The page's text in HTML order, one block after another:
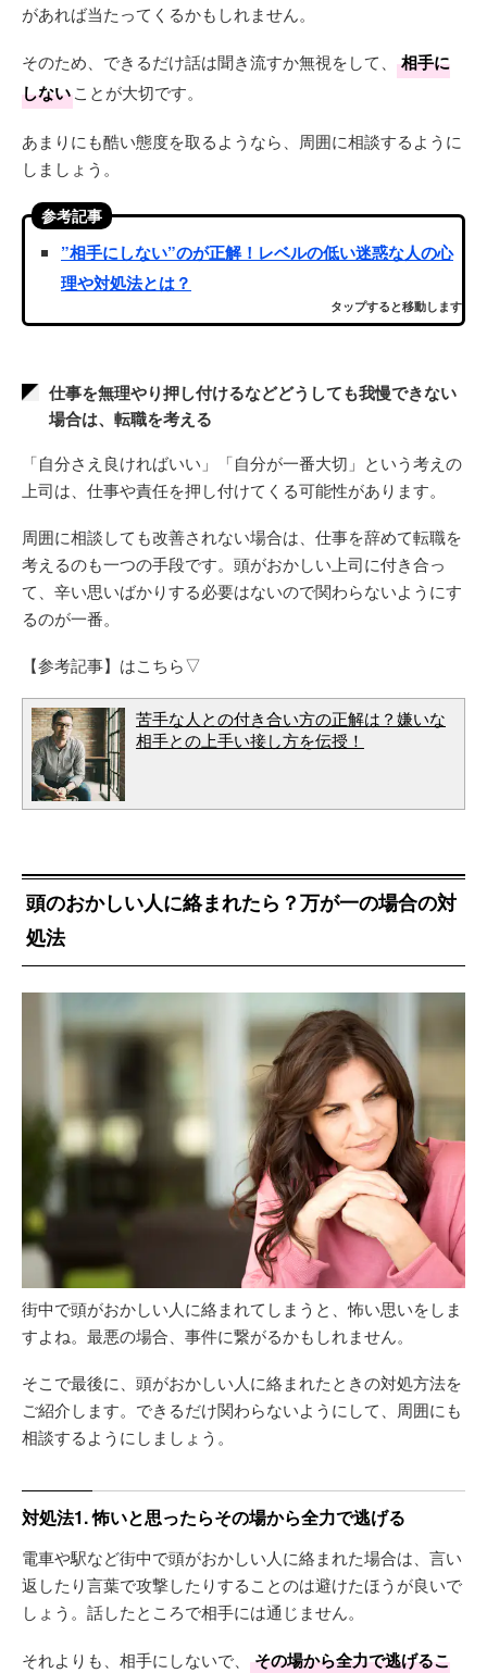
があれば当たってくるかもしれません。
そのため、できるだけ話は聞き流すか無視をして、
相手に
しないことが大切です。
あまりにも酷い態度を取るようなら、周囲に相談するように
しましょう。
参考記事
”相手にしない”のが正解！レベルの低い迷惑な人の心
理や対処法とは？
タップすると移動します
仕事を無理やり押し付けるなどどうしても我慢できない
場合は、転職を考える
「自分さえ良ければいい」「自分が一番大切」という考えの
上司は、仕事や責任を押し付けてくる可能性があります。
周囲に相談しても改善されない場合は、仕事を辞めて転職を
考えるのも一つの手段です。頭がおかしい上司に付き合っ
て、辛い思いばかりする必要はないので関わらないようにす
るのが一番。
【参考記事】はこちら▽
苦手な人との付き合い方の正解は？嫌いな
相手との上手い接し方を伝授！
頭のおかしい人に絡まれたら？万が一の場合の対
処法
街中で頭がおかしい人に絡まれてしまうと、怖い思いをしま
すよね。最悪の場合、事件に繋がるかもしれません。
そこで最後に、頭がおかしい人に絡まれたときの対処方法を
ご紹介します。できるだけ関わらないようにして、周囲にも
相談するようにしましょう。
対処法1. 怖いと思ったらその場から全力で逃げる
電車や駅など街中で頭がおかしい人に絡まれた場合は、言い
返したり言葉で攻撃したりすることのは避けたほうが良いで
しょう。話したところで相手には通じません。
それよりも、相手にしないで、 その場から全力で逃げるこ